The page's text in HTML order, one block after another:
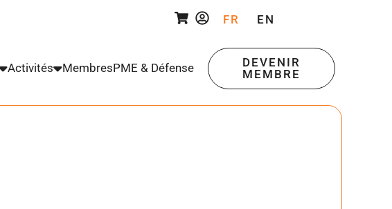
FR EN
Activités MembresPME & Défense
DEVENIR
MEMBRE